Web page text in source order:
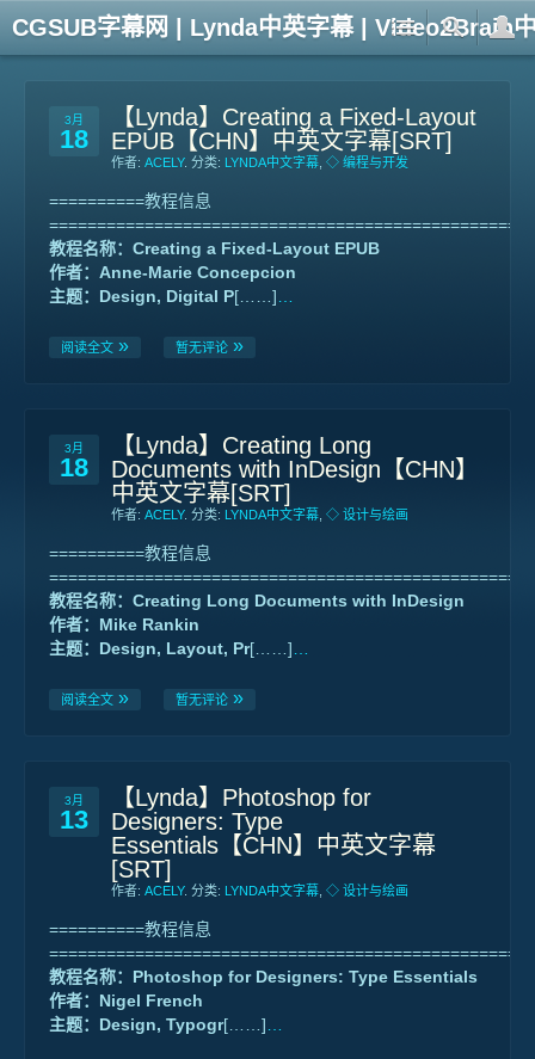
CGSUB字幕网 | Lynda中英字幕 | Video2Brain
3月
18
【Lynda】Creating a Fixed-Layout
EPUB【CHN】中英文字幕[SRT]
作者: ACELY. 分类: LYNDA中文字幕 ◇ 编程与开发
==========教程信息
教程名称：Creating a Fixed-Layout EPUB
作者：Anne-Marie Concepcion
主题：Design, Digital P[……]
阅读全文 暂无评论
3月
18
【Lynda】Creating Long
Documents with InDesign【CHN】
中英文字幕[SRT]
作者: ACELY. 分类: LYNDA中文字幕 ◇ 设计与绘画
==========教程信息
教程名称：Creating Long Documents with InDesign
作者：Mike Rankin
主题：Design, Layout, Pr[……]
阅读全文 暂无评论
3月
13
【Lynda】Photoshop for
Designers: Type
Essentials【CHN】中英文字幕
[SRT]
作者: ACELY. 分类: LYNDA中文字幕 ◇ 设计与绘画
==========教程信息
教程名称：Photoshop for Designers: Type Essentials
作者：Nigel French
主题：Design, Typogr[……]